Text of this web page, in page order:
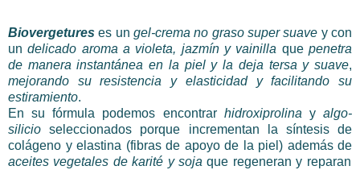
Biovergetureses ungel-crema no graso super suave y con
undelicado aroma a violeta, jazmín y vainilla quepenetra
de manera instantánea en la piel y la deja tersa y suave,
mejorando su resistencia y elasticidad y facilitando su
estiramiento.
En su fórmula podemos encontrar hidroxiprolina yalgo-
silicio seleccionados porque incrementan la síntesis de
colágeno y elastina (fibras de apoyo de la piel) además de
aceites vegetales de karité y sojaque regeneran y reparan